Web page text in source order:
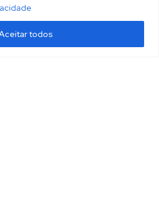
todos